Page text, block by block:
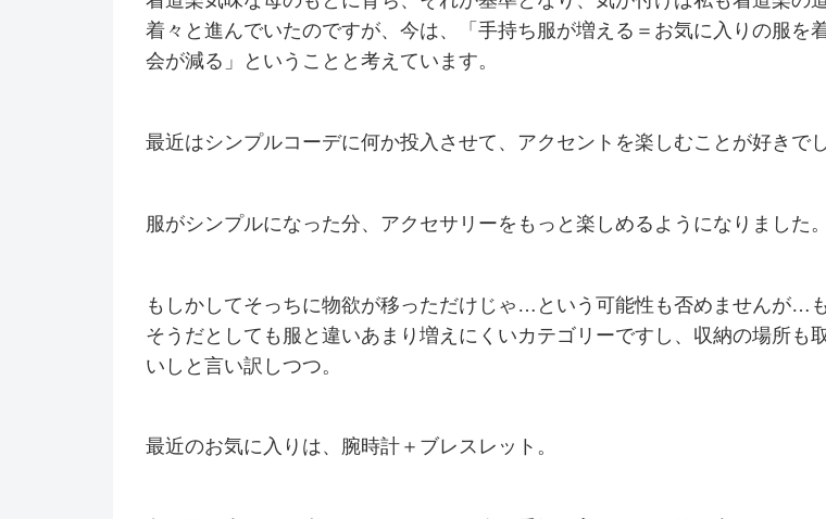
着々と進んでいたのですが、今は、「手持ち服が増える＝お気に入りの服を
会が減る」ということと考えています。
最近はシンプルコーデに何か投入させて、アクセントを楽しむことが好きでし
服がシンプルになった分、アクセサリーをもっと楽しめるようになりました。
もしかしてそっちに物欲が移っただけじゃ…という可能性も否めませんが…も
そうだとしても服と違いあまり増えにくいカテゴリーですし、収納の場所も
いしと言い訳しつつ。
最近のお気に入りは、腕時計＋ブレスレット。